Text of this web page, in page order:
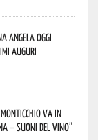
Angela oggi
auguri
va in
– suoni del vino”